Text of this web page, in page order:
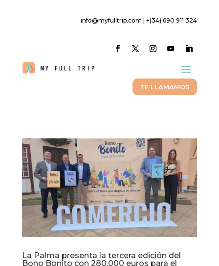
info@myfulltrip.com | +(34) 690 911 324
TE LLAMAMOS
La Palma presenta la tercera edición del
Bono Bonito con 280.000 euros para el